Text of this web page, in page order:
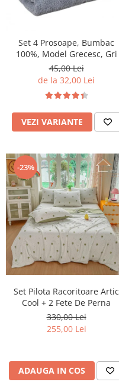
Set 4 Prosoape, Bumbac
100%, Model Grecesc, Gri
45,00 Lei
de la 32,00 Lei
VEZI VARIANTE
-23%
Set Pilota Racoritoare Artic
Cool + 2 Fete De Perna
330,00 Lei
255,00 Lei
ADAUGA IN COS